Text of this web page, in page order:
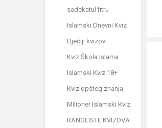
sadekatul fitru
Islamski Dnevni Kviz
Dječiji kvizovi
Kviz Škola Islama
Islamski Kviz 18+
Kviz opšteg znanja
Milioner Islamski Kviz
RANGLISTE KVIZOVA